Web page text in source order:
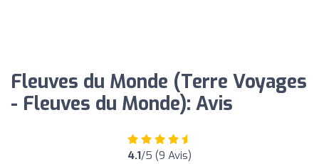
Fleuves du Monde (Terre Voyages
- Fleuves du Monde): Avis
4.1/5 (9 Avis)